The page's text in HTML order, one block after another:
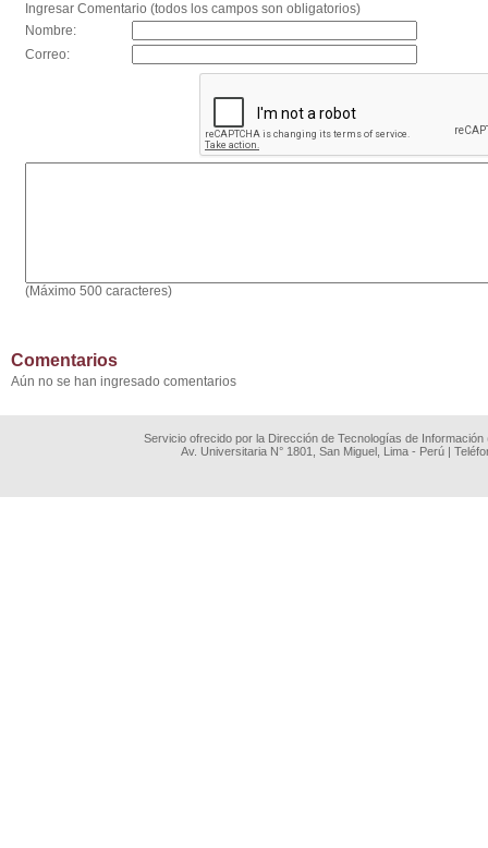
Ingresar Comentario (todos los campos son obligatorios)
Nombre:
Correo:
(Máximo 500 caracteres)
Comentarios
Aún no se han ingresado comentarios
Servicio ofrecido por la Dirección de Tecnologías de
Av. Universitaria N° 1801, San Miguel, Lima - Perú |